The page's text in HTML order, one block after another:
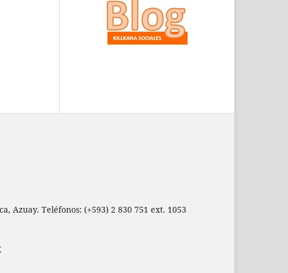
Azuay. Teléfonos: (+593) 2 830 751 ext. 1053